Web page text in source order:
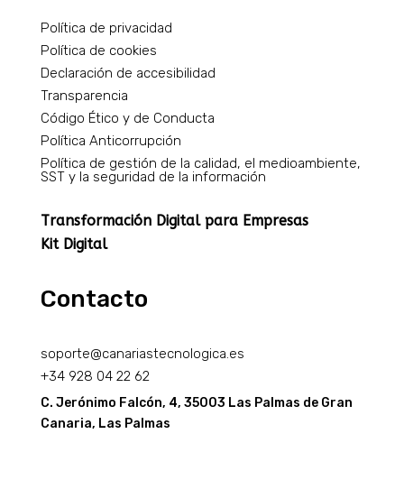
Política de privacidad
Política de cookies
Declaración de accesibilidad
Transparencia
Código Ético y de Conducta
Política Anticorrupción
Política de gestión de la calidad, el medioambiente,
SST y la seguridad de la información
Transformación Digital para Empresas
Kit Digital
Contacto
soporte@canariastecnologica.es
+34 928 04 22 62
C. Jerónimo Falcón, 4, 35003 Las Palmas de Gran
Canaria, Las Palmas